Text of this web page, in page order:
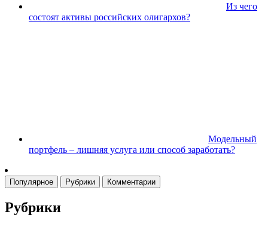
Из чего
состоят активы российских олигархов?
Модельный
портфель – лишняя услуга или способ заработать?
Популярное Рубрики Комментарии
Рубрики